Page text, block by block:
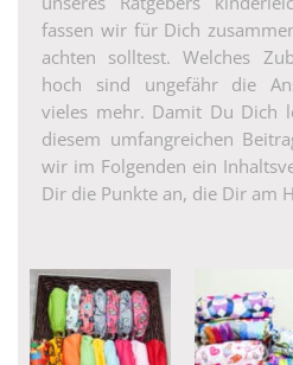
fassen wir für Dich
achten solltest. Welches
hoch sind ungefähr die
vieles mehr. Damit Du Dich
diesem umfangreichen
wir im Folgenden ein
Dir die Punkte an, die Dir am